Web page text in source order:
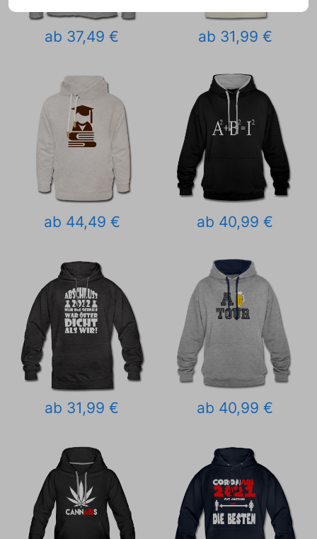
ab 37,49 € ab 31,99 €
ab 44,49 € ab 40,99 €
ab 31,99 € ab 40,99 €